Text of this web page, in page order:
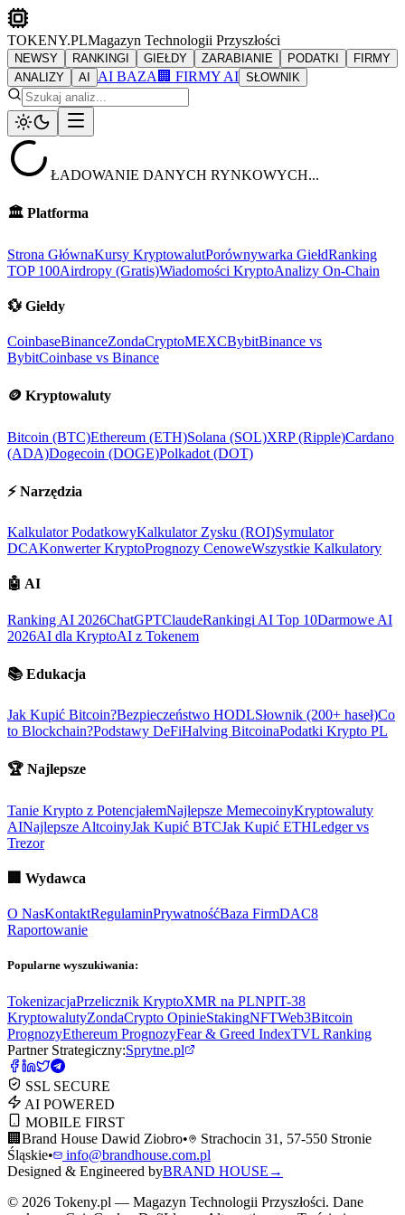
TOKENY.PLMagazyn Technologii Przyszłości
NEWSY RANKINGI GIEŁDY ZARABIANIE PODATKI
FIRMY
ANALIZY
AI AI BAZA 🏢 FIRMY AI SŁOWNIK
ŁADOWANIE DANYCH RYNKOWYCH...
🏛️ Platforma
Strona GłównaKursy KryptowalutPorównywarka GiełdRanking
TOP 100Airdropy (Gratis)Wiadomości KryptoAnalizy On-Chain
💱 Giełdy
CoinbaseBinanceZondaCryptoMEXCBybitBinance vs
BybitCoinbase vs Binance
🪙 Kryptowaluty
Bitcoin (BTC)Ethereum (ETH)Solana (SOL)XRP (Ripple)Cardano
(ADA)Dogecoin (DOGE)Polkadot (DOT)
⚡ Narzędzia
Kalkulator PodatkowyKalkulator Zysku (ROI)Symulator
DCAKonwerter KryptoPrognozy CenoweWszystkie Kalkulatory
🤖 AI
Ranking AI 2026ChatGPTClaudeRankingi AI Top 10Darmowe AI
2026AI dla KryptoAI z Tokenem
📚 Edukacja
Jak Kupić Bitcoin?Bezpieczeństwo HODLSłownik (200+ haseł)Co
to Blockchain?Podstawy DeFiHalving BitcoinaPodatki Krypto PL
🏆 Najlepsze
Tanie Krypto z PotencjałemNajlepsze MemecoinyKryptowaluty
AINajlepsze AltcoinyJak Kupić BTCJak Kupić ETHLedger vs
Trezor
🏢 Wydawca
O NasKontaktRegulaminPrywatnośćBaza FirmDAC8
Raportowanie
Popularne wyszukiwania:
TokenizacjaPrzelicznik KryptoXMR na PLNPIT-38
KryptowalutyZondaCrypto OpinieStakingNFTWeb3Bitcoin
PrognozyEthereum PrognozyFear & Greed IndexTVL Ranking
Partner Strategiczny:Sprytne.pl
SSL SECURE
AI POWERED
MOBILE FIRST
🏢 Brand House Dawid Ziobro•
Strachocin 31, 57-550 Stronie
Śląskie•
info@brandhouse.com.pl
Designed & Engineered byBRAND HOUSE →
© 2026 Tokeny.pl — Magazyn Technologii Przyszłości. Dane